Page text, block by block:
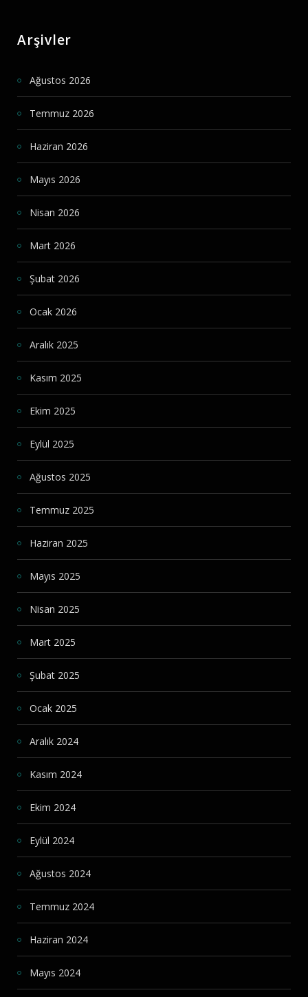
Arşivler
Ağustos 2026
Temmuz 2026
Haziran 2026
Mayıs 2026
Nisan 2026
Mart 2026
Şubat 2026
Ocak 2026
Aralık 2025
Kasım 2025
Ekim 2025
Eylül 2025
Ağustos 2025
Temmuz 2025
Haziran 2025
Mayıs 2025
Nisan 2025
Mart 2025
Şubat 2025
Ocak 2025
Aralık 2024
Kasım 2024
Ekim 2024
Eylül 2024
Ağustos 2024
Temmuz 2024
Haziran 2024
Mayıs 2024